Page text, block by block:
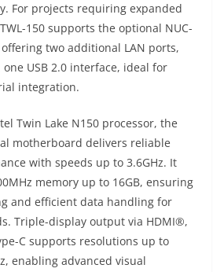
For projects requiring expanded
150 supports the optional NUC-
two additional LAN ports,
USB 2.0 interface, ideal for
integration.
Twin Lake N150 processor, the
motherboard delivers reliable
with speeds up to 3.6GHz. It
memory up to 16GB, ensuring
and efficient data handling for
Triple-display output via HDMI®,
C supports resolutions up to
enabling advanced visual